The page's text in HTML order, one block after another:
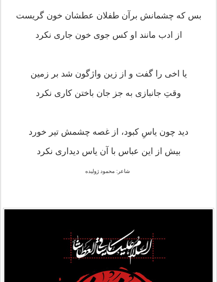
بس که چشمانش برآن طفلان عطشان خون گریست
از ادب مانند او کس جوی خون جاری نکرد
یا اخی را گفت و از زین واژگون شد بر زمین
وقتِ جانبازی به جز جان باختن کاری نکرد
دید چون یاسِ کبود، از غصه چشمش تیر خورد
بیش از این عباس با آن یاس دیداری نکرد
شاعر: محمود ژولیده